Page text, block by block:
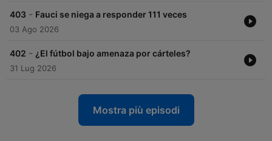
403 - Fauci se niega a responder 111 veces
03 Ago 2026
402 - ¿El fútbol bajo amenaza por cárteles?
31 Lug 2026
Mostra più episodi